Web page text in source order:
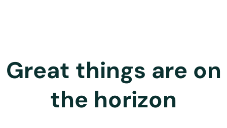
Great things are on
the horizon